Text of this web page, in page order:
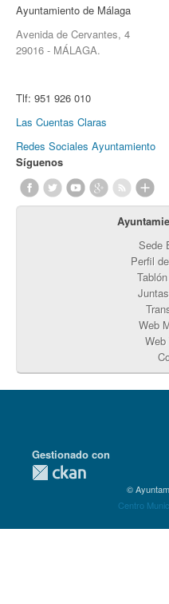
Ayuntamiento de Málaga
Avenida de Cervantes, 4
29016 - MÁLAGA.
Tlf: 951 926 010
Las Cuentas Claras
Redes Sociales Ayuntamiento
Síguenos
Sede
Perfil
Web
Web
Detalles Técnicos
Gestionado con
©
Centro